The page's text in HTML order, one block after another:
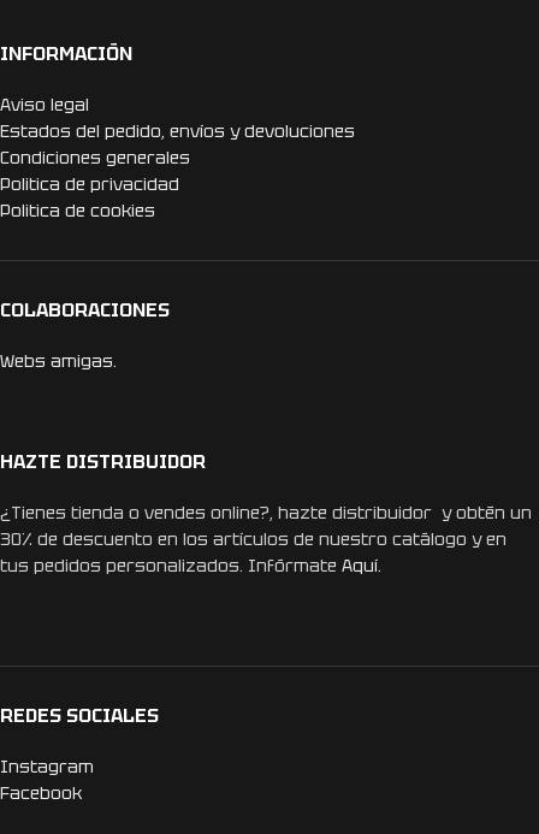
INFORMACIÓN
Aviso legal
Estados del pedido, envíos y devoluciones
Condiciones generales
Politica de privacidad
Politica de cookies
COLABORACIONES
Webs amigas.
HAZTE DISTRIBUIDOR
¿Tienes tienda o vendes online?, hazte distribuidor y obtén un
30% de descuento en los artículos de nuestro catálogo y en
tus pedidos personalizados. Infórmate Aquí.
REDES SOCIALES
Instagram
Facebook